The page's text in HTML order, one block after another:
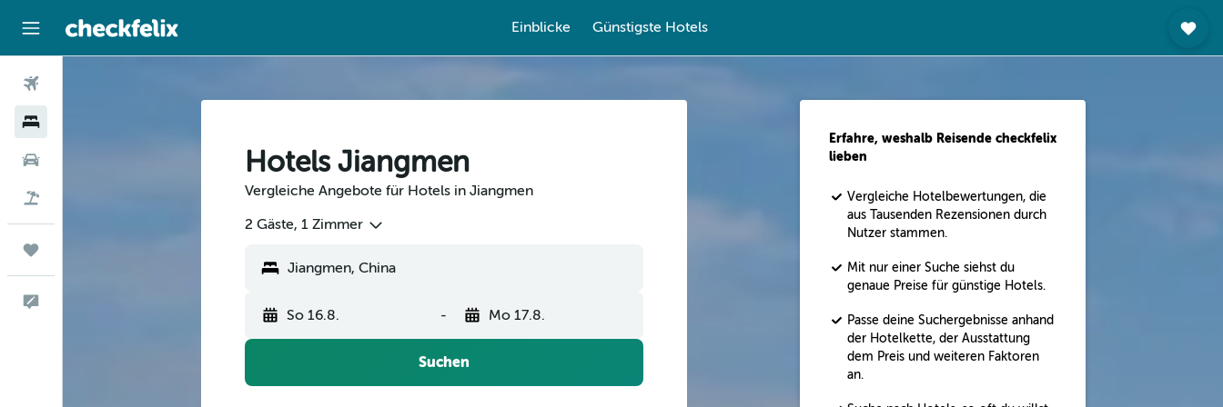
Einblicke Günstigste Hotels
Hotels Jiangmen
Vergleiche Angebote für Hotels in Jiangmen
2 Gäste, 1 Zimmer
So 16.8. - Mo 17.8.
Suchen
Erfahre, weshalb Reisende checkfelix
lieben
Vergleiche Hotelbewertungen, die
aus Tausenden Rezensionen durch
Nutzer stammen.
Mit nur einer Suche siehst du
genaue Preise für günstige Hotels.
Passe deine Suchergebnisse anhand
der Hotelkette, der Ausstattung
dem Preis und weiteren Faktoren
an.